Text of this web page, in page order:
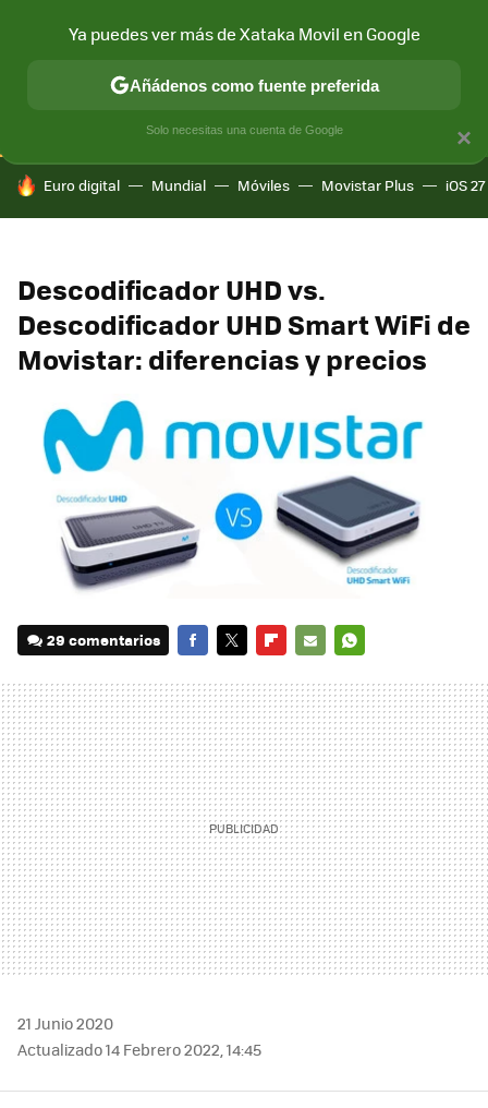
CONECTIVIDAD MÓVIL Y SOCIEDAD APLICACIONES
HOY SE HABLA DE
Euro digital Mundial Móviles Movistar Plus iOS 27
Descodificador UHD vs.
Descodificador UHD Smart WiFi de
Movistar: diferencias y precios
29 comentarios
MAIL
21 Junio 2020
Actualizado 14 Febrero 2022, 14:45
×
Ya puedes ver más de Xataka Movil en Google
Añádenos como fuente preferida
Solo necesitas una cuenta de Google